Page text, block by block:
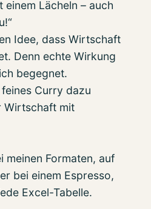
einem Lächeln – auch
Idee, dass Wirtschaft
Denn echte Wirkung
begegnet.
Curry dazu
Wirtschaft mit
meinen Formaten, auf
bei einem Espresso,
Excel-Tabelle.